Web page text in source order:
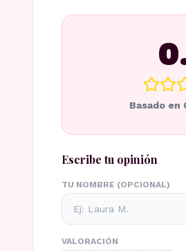
Basado en
Escribe tu opinión
TU NOMBRE (OPCIONAL)
VALORACIÓN